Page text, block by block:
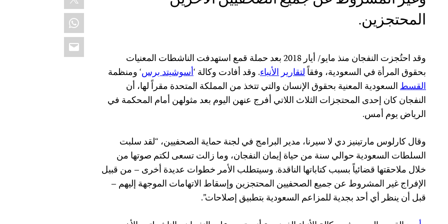
WhatsApp
Email
المحتجزين.
وقد احتُجزت النفجان منذ مايو/ أيار 2018 بعد حملة قمع استهدفت الناشطات المعنيات
بحقوق المرأة في السعودية، وفقاًلتقاريرالأنباء. وقد أفادت وكالة ‘أسوشيتد برس‘ ومنظمة
القسطالسعودية المعنية بحقوق الإنسان والتي تتخذ من المملكة المتحدة مقراً لها، أن
النفجان كان إحدى المحتجزات الثلاث اللاتي أفرج عنهن اليوم بعد مثولهن أمام المحكمة في
الرياض يوم أمس.
وقال كارلوس مارتينيز دي لا سيرنا، مدير البرامج في لجنة حماية الصحفيين، “لقد سلبت
السلطات السعودية حوالي سنة من حياة إيمان النفجان، وما زالت تسعى لكتم صوتها من
خلال ملاحقتها قضائياً بسبب كتاباتها الناقدة. وسيتطلب الأمر خطوات عديدة أخرى – من قبيل
الإفراج غير المشروط عن جميع الصحفيين المحتجزين وإسقاط الاتهامات الموجهة إليهم –
قبل أن ينظر أي أحد بجدية للمزاعم السعودية بتطبيق إصلاحات”.